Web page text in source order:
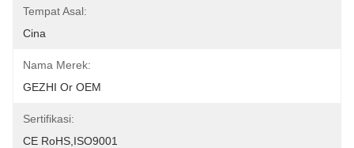
Tempat Asal:
Cina
Nama Merek:
GEZHI Or OEM
Sertifikasi:
CE RoHS,ISO9001